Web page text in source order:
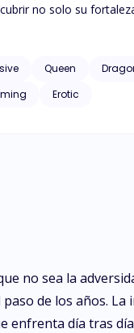
no solo su
reyes dragones aún
felicidad que tanto
Queen
Erotic
no sea la
de los años.
enfrenta día tras